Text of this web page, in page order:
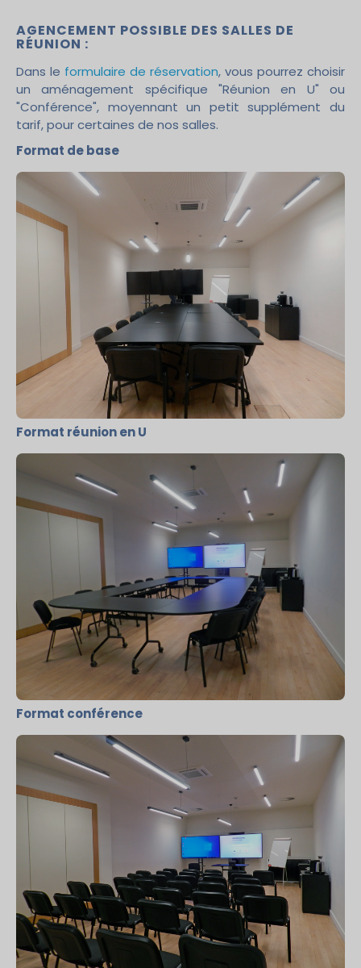
AGENCEMENT POSSIBLE DES SALLES DE
RÉUNION :
Dans le formulaire de réservation, vous pourrez choisir
un aménagement spécifique "Réunion en U" ou
"Conférence", moyennant un petit supplément du
tarif, pour certaines de nos salles.
Format de base
Format réunion en U
Format conférence